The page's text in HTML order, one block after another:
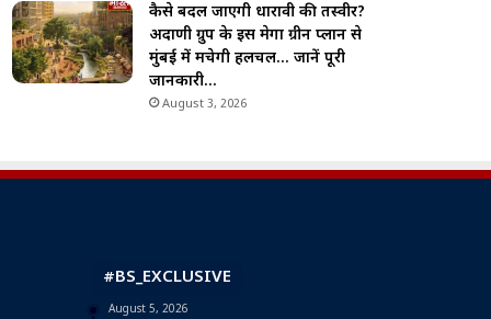
कैसे बदल जाएगी धारावी की तस्वीर?
अदाणी ग्रुप के इस मेगा ग्रीन प्लान से
मुंबई में मचेगी हलचल… जानें पूरी
जानकारी…
August 3, 2026
#BS_EXCLUSIVE
August 5, 2026